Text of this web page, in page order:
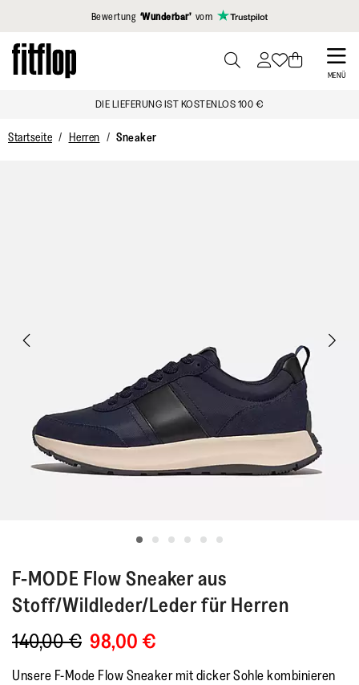
Klicken Sie hier, um unsere Erklärung zur Barrierefreiheit
Bewertung ‘Wunderbar’ vom
Skip
to
MENÜ
TO
DIE LIEFERUNG IST KOSTENLOS 100 €
Startseite Herren Sneaker
F-MODE Flow Sneaker aus
Stoff/Wildleder/Leder für Herren
140,00 € 98,00 €
Unsere F-Mode Flow Sneaker mit dicker Sohle kombinieren